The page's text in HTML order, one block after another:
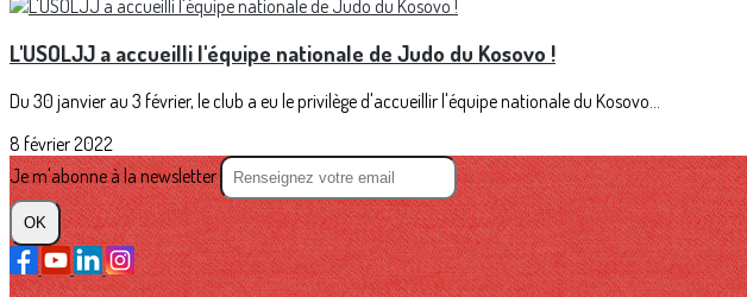
L'USOLJJ a accueilli l'équipe nationale de Judo du Kosovo !
Du 30 janvier au 3 février, le club a eu le privilège d'accueillir l'équipe nationale du Kosovo...
8 février 2022
Je m'abonne à la newsletter
OK